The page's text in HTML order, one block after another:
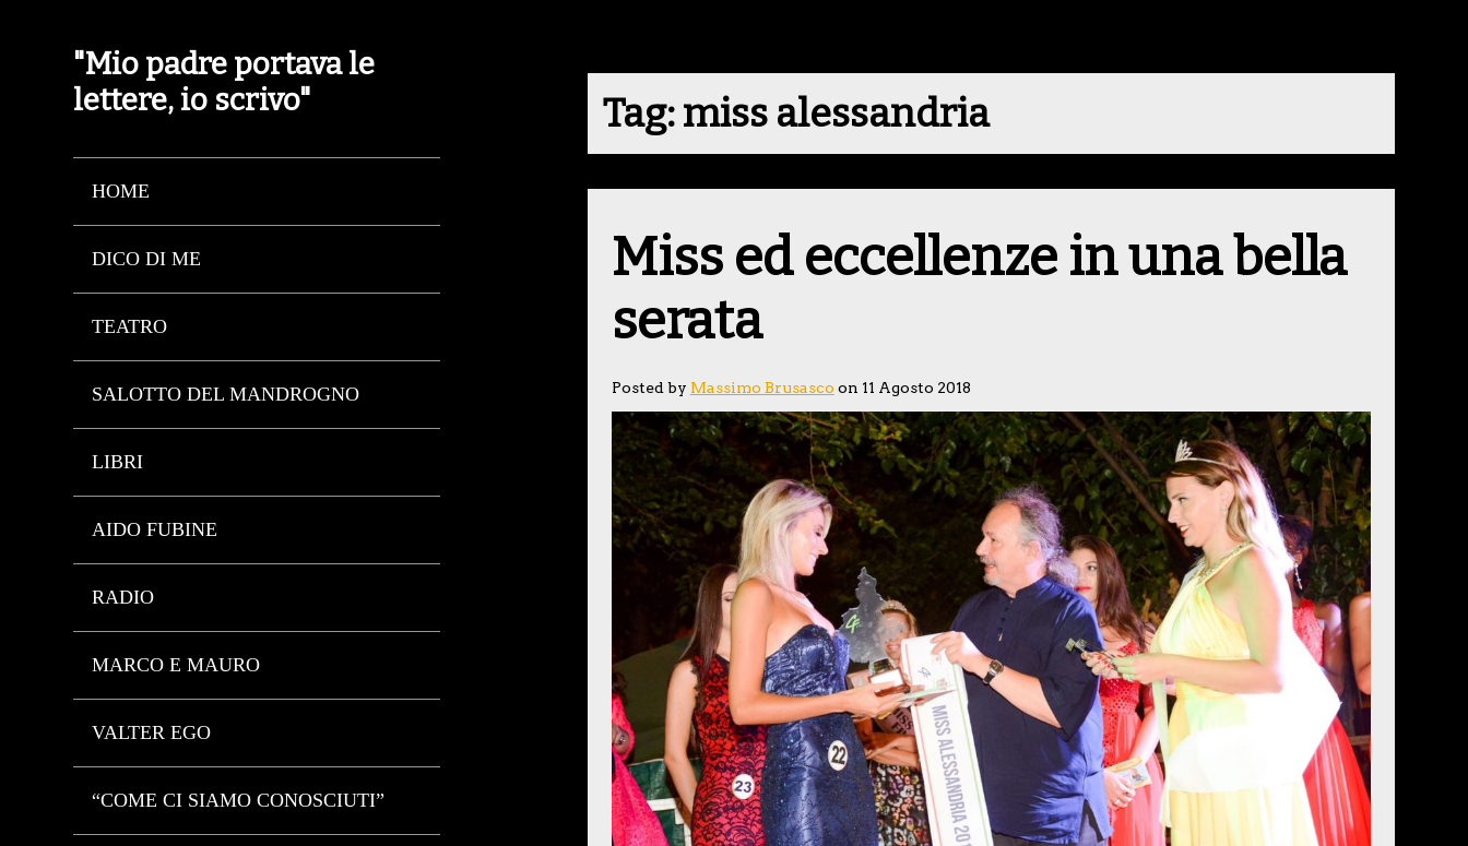
"Mio padre portava le
lettere, io scrivo"
HOME
DICO DI ME
TEATRO
SALOTTO DEL MANDROGNO
LIBRI
AIDO FUBINE
RADIO
MARCO E MAURO
VALTER EGO
“COME CI SIAMO CONOSCIUTI”
Tag:miss alessandria
Miss ed eccellenze in una bella
serata
Posted by Massimo Brusasco on 11 Agosto 2018